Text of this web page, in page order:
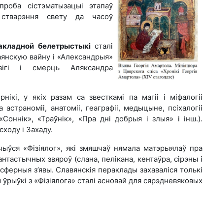
сістэматызацыі этапаў
свету да часоў
белетрыстыкісталі
вайну і «Александрыя»
і смерць Аляксандра
у якіх разам са звесткамі па магіі і міфалогіі
анатоміі, геаграфіі, медыцыне, псіхалогіі
«Траўнік», «Пра дні добрыя і злыя» і інш.).
і Захаду.
«Фізіялог», які змяшчаў нямала матэрыялаў пра
звяроў (слана, пелікана, кентаўра, сірэны і
з’явы. Славянскія пераклады захаваліся толькі
з «Фізіялога» сталі асновай для сярэдневяковых